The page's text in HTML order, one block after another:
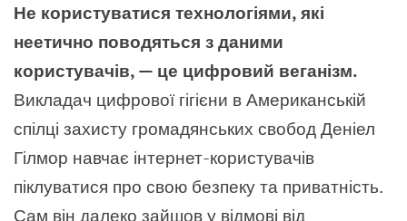
Не користуватися технологіями, які
неетично поводяться з даними
користувачів, — це цифровий веганізм.
Викладач цифрової гігієни в Американській
спілці захисту громадянських свобод Деніел
Гілмор навчає інтернет-користувачів
піклуватися про свою безпеку та приватність.
Сам він далеко зайшов у відмові від